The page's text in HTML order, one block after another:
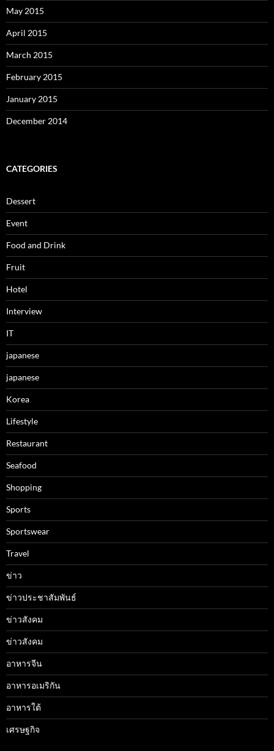
May 2015
April 2015
March 2015
February 2015
January 2015
December 2014
CATEGORIES
Dessert
Event
Food and Drink
Fruit
Hotel
Interview
IT
japanese
japanese
Korea
Lifestyle
Restaurant
Seafood
Shopping
Sports
Sportswear
Travel
ข่าว
ข่าวประชาสัมพันธ์
ข่าวสังคม
ข่าวสังคม
อาหารจีน
อาหารอเมริกัน
อาหารใต้
เศรษฐกิจ